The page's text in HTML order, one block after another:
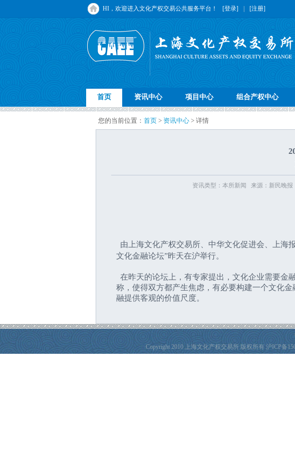
HI，欢迎进入文化产权交易公共服务平台！ [登录] [注册]
首页 资讯中心 项目中心 组合产权中心
您的当前位置： 首页 > 资讯中心 > 详情
资讯类型：本所新闻 来源：新民晚
由上海文化产权交易所、中华文化促进会、上海
文化金融论坛”昨天在沪举行。
在昨天的论坛上，有专家提出，文化企业需要金
称，使得双方都产生焦虑，有必要构建一个文化
融提供客观的价值尺度。
Copyright 2010 上海文化产权交易所 版权所有沪ICP备